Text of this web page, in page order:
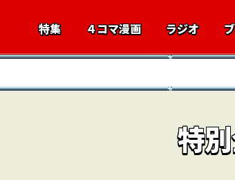
特集 ４コマ漫画 ラジオ
特